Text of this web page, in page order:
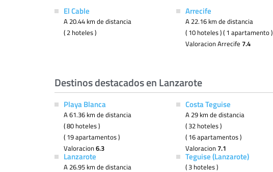
El Cable
A 20.44 km de distancia
( 2 hoteles )
Arrecife
A 22.16 km de distancia
( 10 hoteles ) ( 1 apartamento )
Valoracion Arrecife 7.4
Destinos destacados en Lanzarote
Playa Blanca
A 61.36 km de distancia
( 80 hoteles )
( 19 apartamentos )
Valoracion6.3
Costa Teguise
A 29 km de distancia
( 32 hoteles )
( 16 apartamentos )
Valoracion 7.1
Lanzarote
A 26.95 km de distancia
Teguise (Lanzarote)
( 3 hoteles )